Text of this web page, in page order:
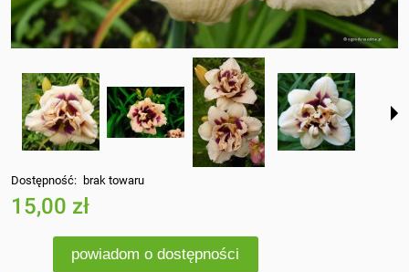
Dostępność: brak towaru
15,00 zł
powiadom o dostępności